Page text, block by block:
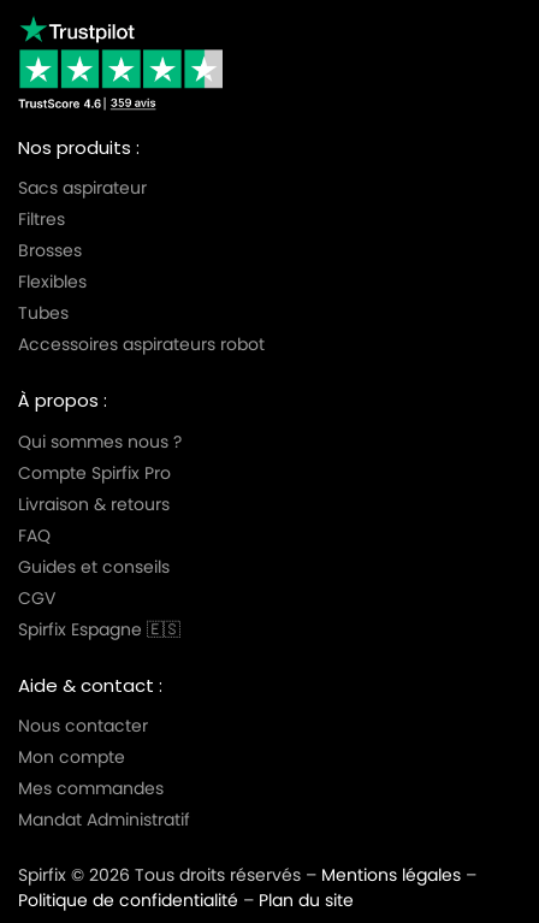
Nos produits :
Sacs aspirateur
Filtres
Brosses
Flexibles
Tubes
Accessoires aspirateurs robot
À propos :
Qui sommes nous ?
Compte Spirfix Pro
Livraison & retours
FAQ
Guides et conseils
CGV
Spirfix Espagne 🇪🇸
Aide & contact :
Nous contacter
Mon compte
Mes commandes
Mandat Administratif
Spirfix © 2026 Tous droits réservés – Mentions légales –
Politique de confidentialité – Plan du site